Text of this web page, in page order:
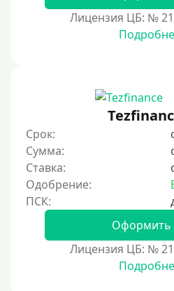
1 день
2 недели
15 дней
20 дней
21 день
30 дней без процентов
Лицензия ЦБ: №
Срок:
Сумма:
Ставка:
Одобрение:
Оформить
Лицензия ЦБ: №